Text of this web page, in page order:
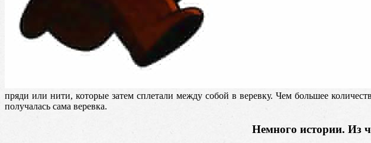
пряди или нити, которые затем сплетали между собой в веревку. Чем большее
получалась сама веревка.
Немного истории. Из